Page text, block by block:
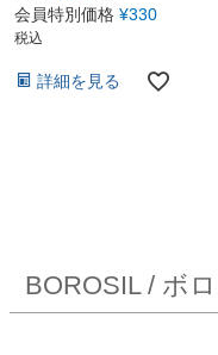
会員特別価格 ¥330
税込
詳細を見る